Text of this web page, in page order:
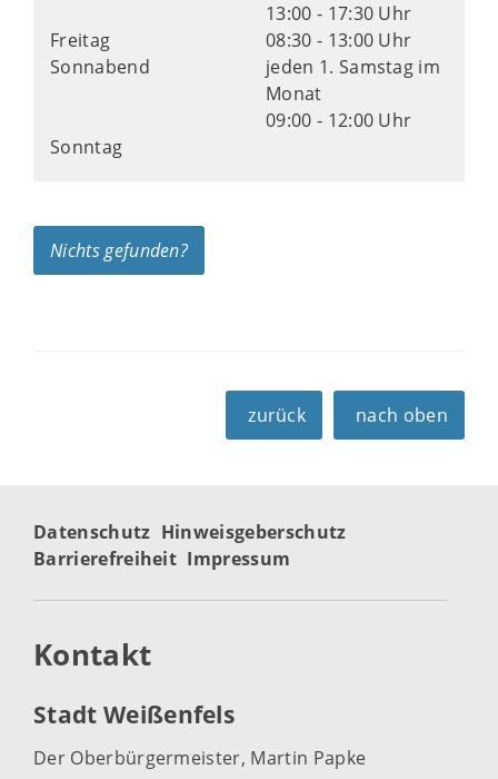
13:00 - 17:30 Uhr
Freitag
08:30 - 13:00 Uhr
Sonnabend
jeden 1. Samstag im
Monat
09:00 - 12:00 Uhr
Sonntag
Nichts gefunden?
zurück nach oben
Datenschutz Hinweisgeberschutz
Barrierefreiheit Impressum
Kontakt
Stadt Weißenfels
Der Oberbürgermeister, Martin Papke